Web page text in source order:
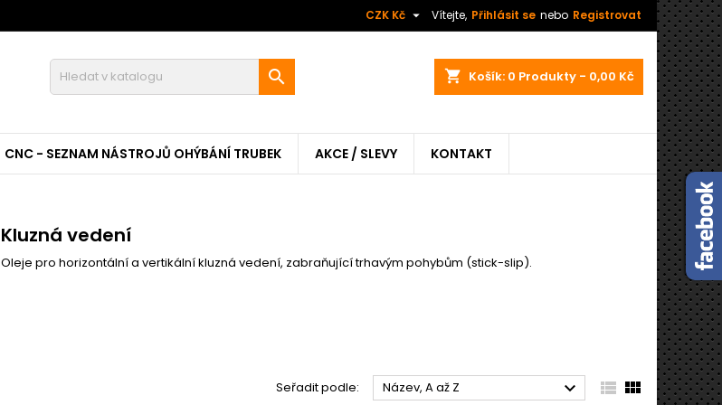
Vítejte, Přihlásit se nebo Registrovat
CZK Kč 
shopping_cart Košík: 0 Produkty - 0,00 Kč

CNC - SEZNAM NÁSTROJŮ OHÝBÁNÍ TRUBEK AKCE / SLEVY KONTAKT
Kluzná vedení
Oleje pro horizontální a vertikální kluzná vedení, zabraňující trhavým pohybům (stick-slip).
Seřadit podle: Název, A až Z   